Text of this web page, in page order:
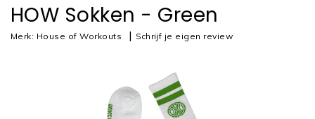
HOW Sokken - Green
Merk: House of Workouts | Schrijf je eigen review